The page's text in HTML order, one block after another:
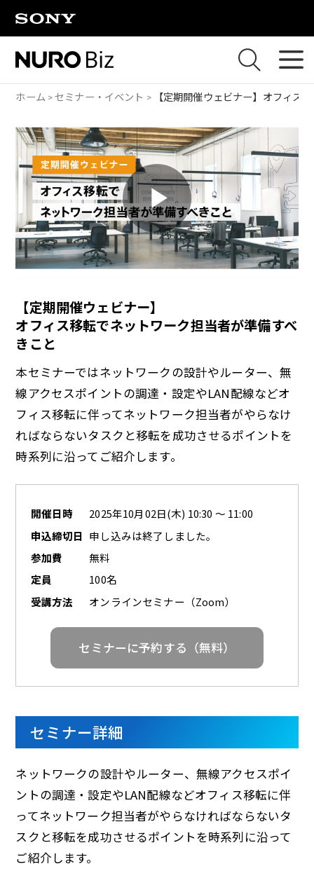
ホーム セミナー・イベント 【定期開催ウェビナー】 オフィス
P
a
y
V
d
e
o
【定期開催ウェビナー】
オフィス移転でネットワーク担当者が準備すべ
きこと
本セミナーではネットワークの設計やルーター、無
線アクセスポイントの調達・設定やLAN配線などオ
フィス移転に伴ってネットワーク担当者がやらなけ
ればならないタスクと移転を成功させるポイントを
時系列に沿ってご紹介します。
開催日時
2025年10月02日(木) 10:30 ～ 11:00
申込締切日 申し込みは終了しました。
参加費
無料
定員
100名
受講方法
オンラインセミナー（Zoom）
セミナーに予約する（無料）
セミナー詳細
ネットワークの設計やルーター、無線アクセスポイ
ントの調達・設定やLAN配線などオフィス移転に伴
ってネットワーク担当者がやらなければならないタ
スクと移転を成功させるポイントを時系列に沿って
ご紹介します。